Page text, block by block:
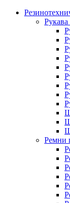
Ремни